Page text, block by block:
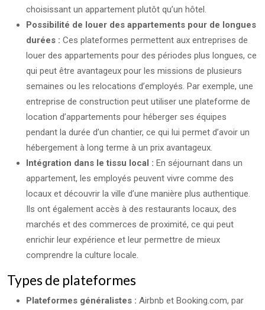
choisissant un appartement plutôt qu’un hôtel.
Possibilité de louer des appartements pour de longues
durées : Ces plateformes permettent aux entreprises de
louer des appartements pour des périodes plus longues, ce
qui peut être avantageux pour les missions de plusieurs
semaines ou les relocations d’employés. Par exemple, une
entreprise de construction peut utiliser une plateforme de
location d’appartements pour héberger ses équipes
pendant la durée d’un chantier, ce qui lui permet d’avoir un
hébergement à long terme à un prix avantageux.
Intégration dans le tissu local : En séjournant dans un
appartement, les employés peuvent vivre comme des
locaux et découvrir la ville d’une manière plus authentique.
Ils ont également accès à des restaurants locaux, des
marchés et des commerces de proximité, ce qui peut
enrichir leur expérience et leur permettre de mieux
comprendre la culture locale.
Types de plateformes
Plateformes généralistes : Airbnb et Booking.com, par